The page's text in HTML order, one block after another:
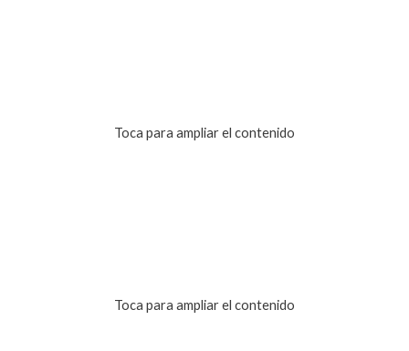
Toca para ampliar el contenido
Toca para ampliar el contenido